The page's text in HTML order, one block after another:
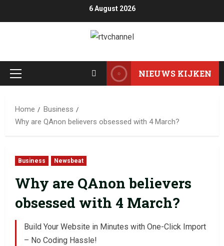
6 August 2026
NIEUWS KIJKEN
Home
Business
Why are QAnon believers obsessed with 4 March?
Business Newsbeat
Why are QAnon believers
obsessed with 4 March?
Build Your Website in Minutes with One-Click Import
– No Coding Hassle!